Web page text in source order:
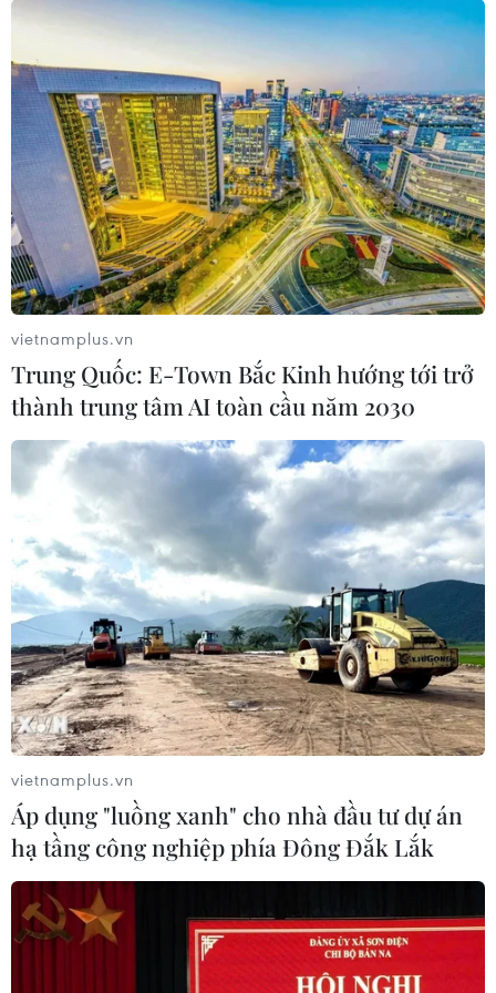
07/08/2026 04:47
Miền Bắc giảm mưa từ đêm
nay, cuối tuần chuyển nắng nóng
07/08/2026 04:41
Xuất hiện áp thấp nhiệt đới trên khu
vực vịnh Bắc Bộ
07/08/2026 03:54
Lào Cai khẩn trương tìm kiếm 2
người mất tích do mưa lũ
07/08/2026 03:04
Khẩn trương phân luồng giao thông
sau vụ sạt lở trên tuyến ĐT161 ở Lào
Cai
07/08/2026 02:37
Thời tiết ngày 7/8: Bắc Bộ và Bắc
Trung Bộ giảm mưa về đêm, cục bộ
có mưa to
06/08/2026 23:15
bão, lũ, thiên tai cực đoan và biến đổi
khí hậu
vietnamplus.vn
Trung Quốc: E-Town Bắc Kinh hướng tới trở
thành trung tâm AI toàn cầu năm 2030
vietnamplus.vn
Áp dụng "luồng xanh" cho nhà đầu tư dự án
hạ tầng công nghiệp phía Đông Đắk Lắk